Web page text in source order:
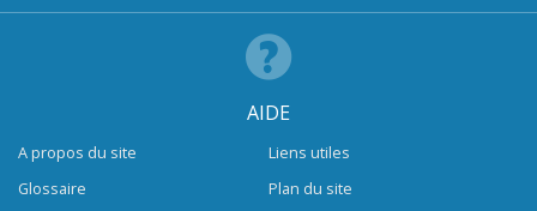
AIDE
A propos du site
Glossaire
Liens utiles
Plan du site